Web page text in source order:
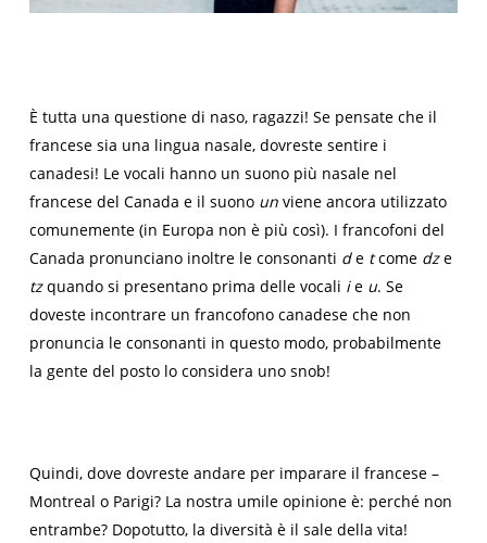
È tutta una questione di naso, ragazzi! Se pensate che il
francese sia una lingua nasale, dovreste sentire i
canadesi! Le vocali hanno un suono più nasale nel
francese del Canada e il suono unviene ancora utilizzato
comunemente (in Europa non è più così). I francofoni del
Canada pronunciano inoltre le consonanti de tcome dze
tzquando si presentano prima delle vocali ie u. Se
doveste incontrare un francofono canadese che non
pronuncia le consonanti in questo modo, probabilmente
la gente del posto lo considera uno snob!
Quindi, dove dovreste andare per imparare il francese –
Montreal o Parigi? La nostra umile opinione è: perché non
entrambe? Dopotutto, la diversità è il sale della vita!